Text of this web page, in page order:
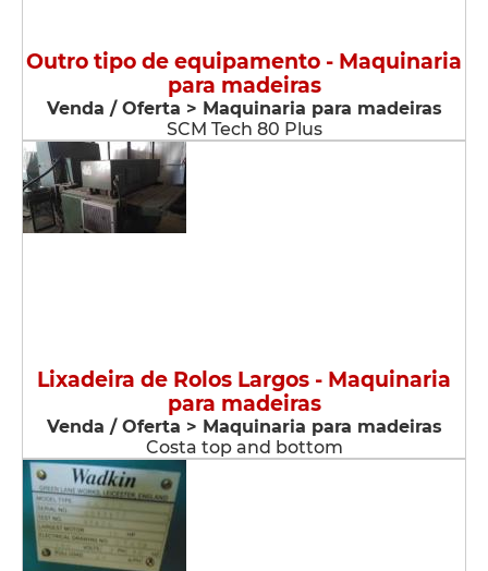
Outro tipo de equipamento - Maquinaria
para madeiras
Venda / Oferta > Maquinaria para madeiras
SCM Tech 80 Plus
Lixadeira de Rolos Largos - Maquinaria
para madeiras
Venda / Oferta > Maquinaria para madeiras
Costa top and bottom